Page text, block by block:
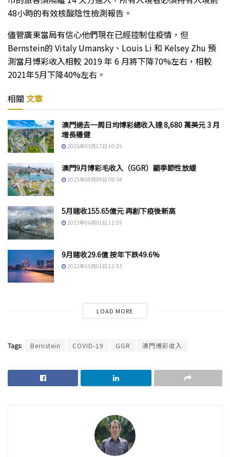
48小時的有效核酸陰性檢測報告。
儘管廣東當局有信心他們現在已經控制住疫情，但
Bernstein的 Vitaly Umansky、Louis Li 和 Kelsey Zhu 預
測當月博彩收入相較 2019 年 6 月將下降70%左右，相較
2021年5月下降40%左右。
相關 文章
澳門過去一周日均博彩總收入達 8,680 萬美元 3 月
增長穩健
2026年03月17日 10:25
澳門9月博彩毛收入（GGR）顯季節性放緩
2025年09月09日 08:34
5月賭收155.65億元 再創下疫後新高
2023年06月01日 12:55
9月賭收29.6億 按年下跌49.6%
2022年10月01日 12:53
LOAD MORE
Tags: Bernstein COVID-19 GGR 澳門博彩收入